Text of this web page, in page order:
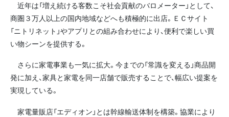
近年は「増え続ける客数こそ社会貢献のバロメーター」として、
商圏３万人以上の国内地域などへも積極的に出店。ＥＣサイト
「ニトリネット」やアプリとの組み合わせにより、便利で楽しい買
い物シーンを提供する。
さらに家電事業も一気に拡大。今までの「常識を変える」商品開
発に加え、家具と家電を同一店舗で販売することで、幅広い提案を
実現している。
家電量販店「エディオン」とは幹線輸送体制を構築。協業により